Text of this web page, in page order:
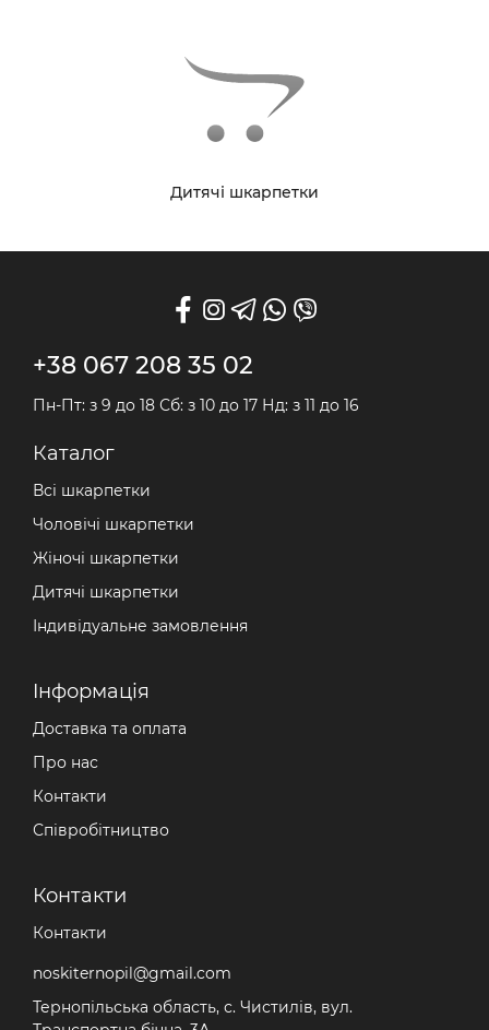
Дитячі шкарпетки
+38 067 208 35 02
Пн-Пт: з 9 до 18 Сб: з 10 до 17 Нд: з 11 до 16
Каталог
Всі шкарпетки
Чоловічі шкарпетки
Жіночі шкарпетки
Дитячі шкарпетки
Індивідуальне замовлення
Iнформація
Доставка та оплата
Про нас
Контакти
Співробітництво
Контакти
Контакти
noskiternopil@gmail.com
Тернопільська область, с. Чистилів, вул.